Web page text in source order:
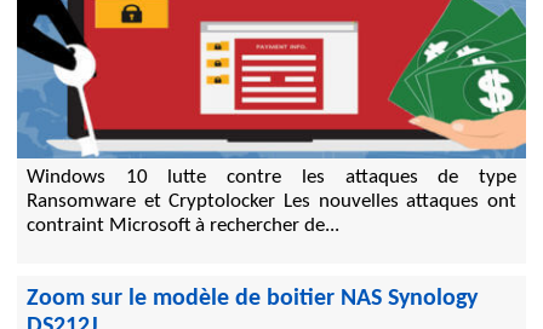
Windows 10 lutte contre les attaques de type
Ransomware et Cryptolocker Les nouvelles attaques ont
contraint Microsoft à rechercher de...
Zoom sur le modèle de boitier NAS Synology